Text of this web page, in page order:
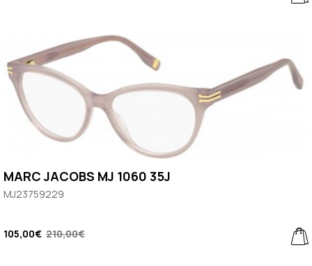
MARC JACOBS MJ 1060 35J
MJ23759229
105,00€ 210,00€